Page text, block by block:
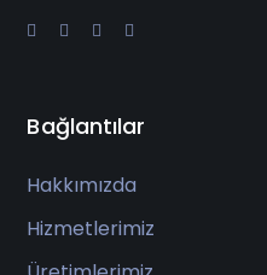
Bağlantılar
Hakkımızda
Hizmetlerimiz